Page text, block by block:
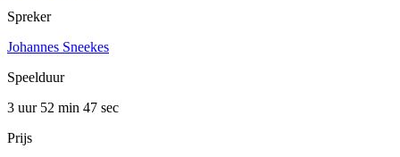
Spreker
Johannes Sneekes
Speelduur
3 uur 52 min 47 sec
Prijs